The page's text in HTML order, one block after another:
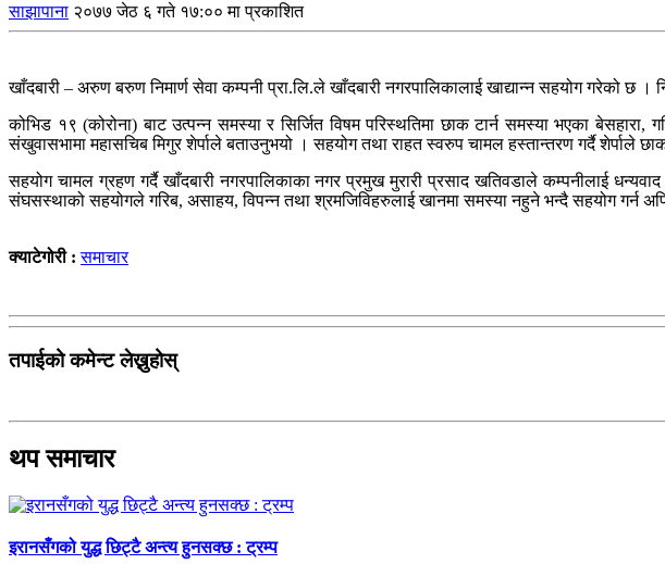
साझापाना २०७७ जेठ ६ गते १७:०० मा प्रकाशित
खाँदबारी – अरुण बरुण निमार्ण सेवा कम्पनी प्रा.लि.ले खाँदबारी नगरपालिकालाई खाद्यान्न सहयोग गरेको छ
कोभिड १९ (कोरोना) बाट उत्पन्न समस्या र सिर्जित विषम परिस्थतिमा छाक टार्न समस्या भएका
संखुवासभामा महासचिब मिगुर शेर्पाले बताउनुभयो । सहयोग तथा राहत स्वरुप चामल हस्तान्तरण गर्दै शेर्पाले
सहयोग चामल ग्रहण गर्दै खाँदबारी नगरपालिकाका नगर प्रमुख मुरारी प्रसाद खतिवडाले कम्पनीलाई
संघसस्थाको सहयोगले गरिब, असाहय, विपन्न तथा श्रमजिविहरुलाई खानमा समस्या नहुने भन्दै सहयोग गर्न
क्याटेगोरी :समाचार
तपाईको कमेन्ट लेख्नुहोस्
थप समाचार
इरानसँगको युद्ध छिट्टै अन्त्य हुनसक्छ : ट्रम्प